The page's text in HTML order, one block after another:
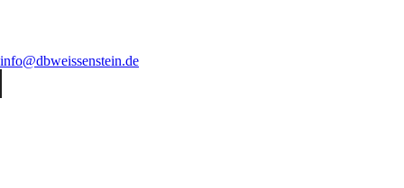
info@dbweissenstein.de